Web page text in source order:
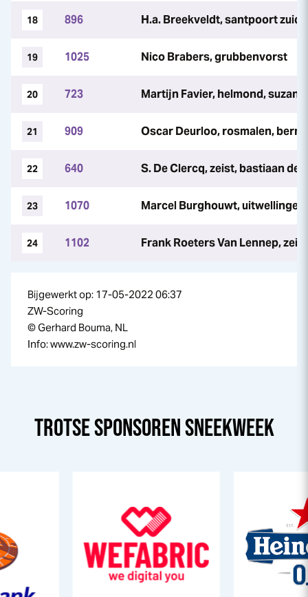
18 896 H.a. Breekveldt, santpoort zuid,
19 1025 Nico Brabers, grubbenvorst
20 723 Martijn Favier, helmond,
21 909 Oscar Deurloo, rosmalen,
22 640 S. De Clercq, zeist, bastiaan de
23 1070 Marcel Burghouwt,
24 1102 Frank Roeters Van Lennep,
Bijgewerkt op: 17-05-2022 06:37
ZW-Scoring
© Gerhard Bouma, NL
Info: www.zw-scoring.nl
TROTSE SPONSORENSNEEKWEEK